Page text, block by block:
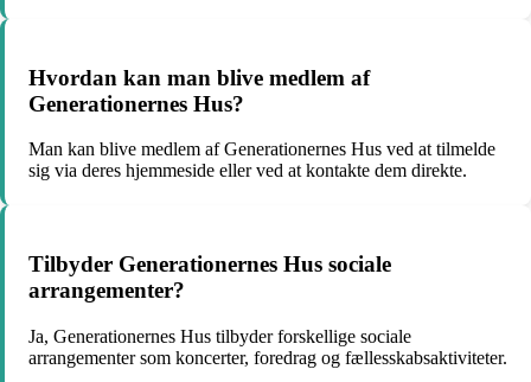
Hvordan kan man blive medlem af
Generationernes Hus?
Man kan blive medlem af Generationernes Hus ved at tilmelde
sig via deres hjemmeside eller ved at kontakte dem direkte.
Tilbyder Generationernes Hus sociale
arrangementer?
Ja, Generationernes Hus tilbyder forskellige sociale
arrangementer som koncerter, foredrag og fællesskabsaktiviteter.